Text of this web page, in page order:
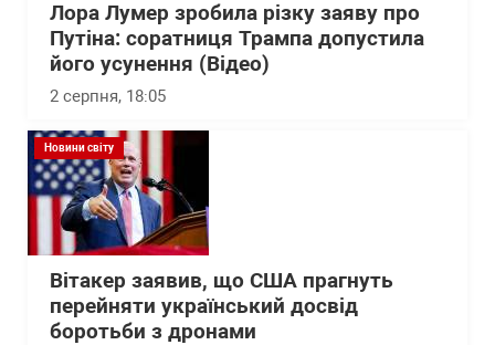
Лора Лумер зробила різку заяву про
Путіна: соратниця Трампа допустила
його усунення (Відео)
2 серпня, 18:05
Новини світу
Вітакер заявив, що США прагнуть
перейняти український досвід
боротьби з дронами